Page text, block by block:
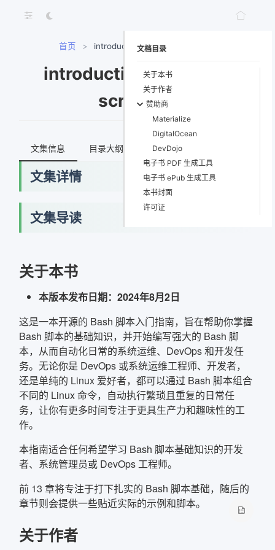
首页 > introduction-to-bash-scripting
introduction-to-bash-
scripting
文集信息 目录大纲 最新文档
文集详情
文集导读
关于本书
本版本发布日期：2024年8月2日
这是一本开源的 Bash 脚本入门指南，旨在帮助你掌握
Bash 脚本的基础知识，并开始编写强大的 Bash 脚
本，从而自动化日常的系统运维、DevOps 和开发任
务。无论你是 DevOps 或系统运维工程师、开发者，
还是单纯的 Linux 爱好者，都可以通过 Bash 脚本组合
不同的 Linux 命令，自动执行繁琐且重复的日常任
务，让你有更多时间专注于更具生产力和趣味性的工
作。
本指南适合任何希望学习 Bash 脚本基础知识的开发
者、系统管理员或 DevOps 工程师。
前 13 章将专注于打下扎实的 Bash 脚本基础，随后的
章节则会提供一些贴近实际的示例和脚本。
关于作者
文档目录
关于本书
关于作者
赞助商
Materialize
DigitalOcean
DevDojo
电子书 PDF 生成工具
电子书 ePub 生成工具
本书封面
许可证
获取最新文档失败，请稍后重试
确定
复制弹框内信息